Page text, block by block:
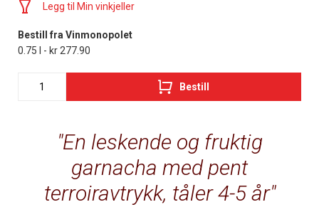
En leskende og fruktig
garnacha med pent
terroiravtrykk, tåler 4-5 år
Legg til Min vinkjeller
Bestill fra Vinmonopolet
0.75 l - kr 277.90
Bestill